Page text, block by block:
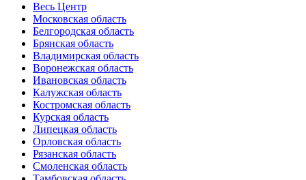
Весь Центр
Московская область
Белгородская область
Брянская область
Владимирская область
Воронежская область
Ивановская область
Калужская область
Костромская область
Курская область
Липецкая область
Орловская область
Рязанская область
Смоленская область